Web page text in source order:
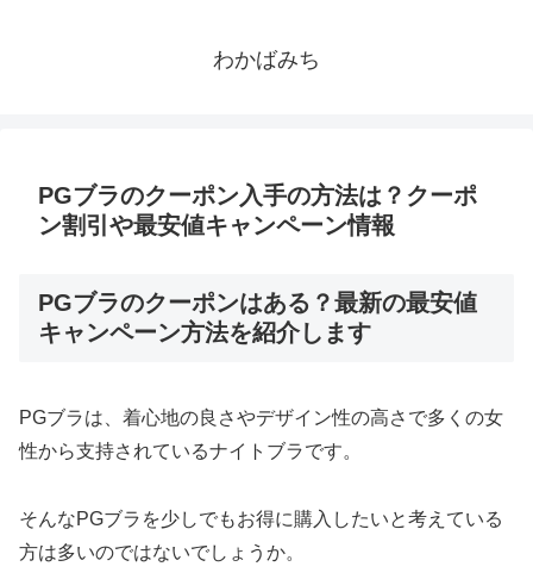
わかばみち
PGブラのクーポン入手の方法は？クーポ
ン割引や最安値キャンペーン情報
PGブラのクーポンはある？最新の最安値
キャンペーン方法を紹介します
PGブラは、着心地の良さやデザイン性の高さで多くの女
性から支持されているナイトブラです。
そんなPGブラを少しでもお得に購入したいと考えている
方は多いのではないでしょうか。